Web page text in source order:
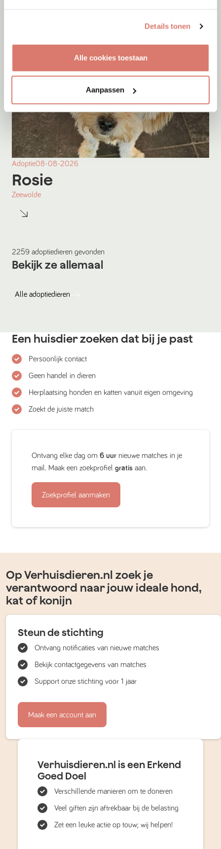
Details tonen
Alle cookies toestaan
Aanpassen
Adoptie08-08-2026
Rosie
Zeewolde
2259 adoptiedieren gevonden
Bekijk ze allemaal
Alle adoptiedieren
Een huisdier zoeken dat bij je past
Persoonlijk contact
Geen handel in dieren
Herplaatsing honden en katten vanuit eigen omgeving
Zoekt de juiste match
Ontvang elke dag om 6 uur nieuwe matches in je
mail. Maak een zoekprofiel gratis aan.
Zoekprofiel aanmaken
Op Verhuisdieren.nl zoek je
verantwoord naar jouw ideale hond,
kat of konijn
Steun de stichting
Ontvang notificaties van nieuwe matches
Bekijk contactgegevens van matches
Support onze stichting voor 1 jaar
Maak een account aan
Verhuisdieren.nl is een Erkend
Goed Doel
Verschillende manieren om te doneren
Veel giften zijn aftrekbaar bij de belasting
Zet een leuke actie op touw; wij helpen!